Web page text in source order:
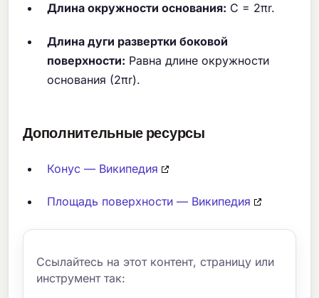
Длина окружности основания: C = 2πr.
Длина дуги развертки боковой
поверхности: Равна длине окружности
основания (2πr).
Дополнительные ресурсы
Конус — Википедия
Площадь поверхности — Википедия
Ссылайтесь на этот контент, страницу или
инструмент так: